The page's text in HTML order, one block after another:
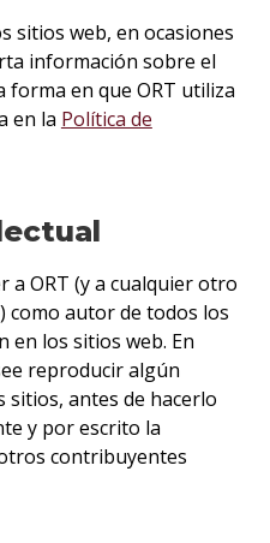
sitios web, en ocasiones
información sobre el
forma en que ORT utiliza
en la Política de
a ORT (y a cualquier otro
autor de todos los
en los sitios web. En
reproducir algún
sitios, antes de hacerlo
y por escrito la
contribuyentes